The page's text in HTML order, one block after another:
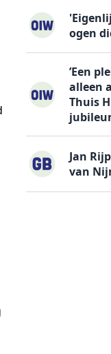
ogen
’Een
alleen
Thuis
Jan
van